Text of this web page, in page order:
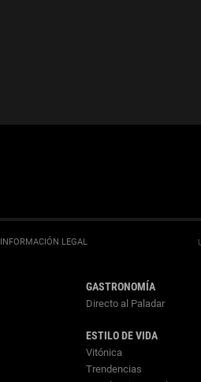
INFORMACIÓN LEGAL
GASTRONOMÍA
Directo al Paladar
ESTILO DE VIDA
Vitónica
Trendencias